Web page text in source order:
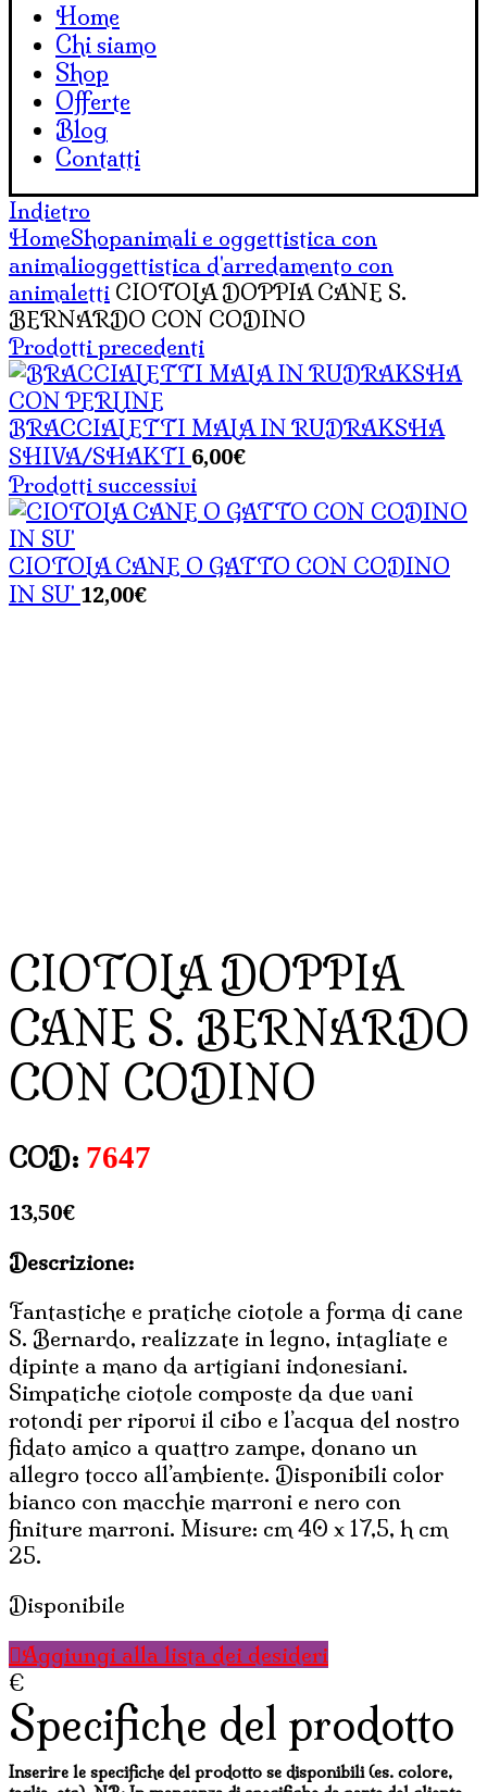
Home
Chi siamo
Shop
Offerte
Blog
Contatti
Indietro
HomeShopanimali e oggettistica con
animalioggettistica d'arredamento con
animaletti CIOTOLA DOPPIA CANE S.
BERNARDO CON CODINO
Prodotti precedenti
BRACCIALETTI MALA IN RUDRAKSHA
SHIVA/SHAKTI 6,00€
Prodotti successivi
CIOTOLA CANE O GATTO CON CODINO
IN SU' 12,00€
CIOTOLA DOPPIA
CANE S. BERNARDO
CON CODINO
COD: 7647
13,50€
Descrizione:
Fantastiche e pratiche ciotole a forma di cane
S. Bernardo, realizzate in legno, intagliate e
dipinte a mano da artigiani indonesiani.
Simpatiche ciotole composte da due vani
rotondi per riporvi il cibo e l’acqua del nostro
fidato amico a quattro zampe, donano un
allegro tocco all’ambiente. Disponibili color
bianco con macchie marroni e nero con
finiture marroni. Misure: cm 40 x 17,5, h cm
25.
Disponibile
Aggiungi alla lista dei desideri
€
Specifiche del prodotto
Inserire le specifiche del prodotto se disponibili (es. colore,